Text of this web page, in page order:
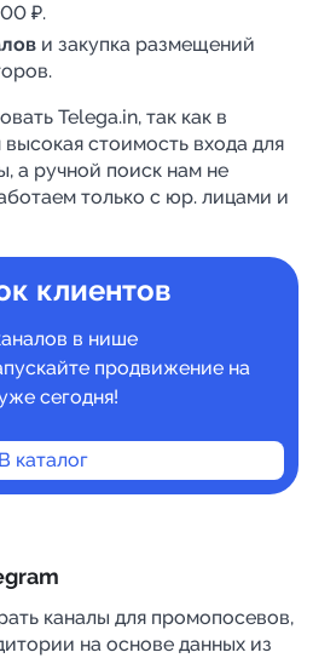
₽.
и закупка размещений
Telega.in, так как в
стоимость входа для
а ручной поиск нам не
только с юр. лицами и
клиентов
в нише
продвижение на
сегодня!
В каталог
каналы для промопосевов,
на основе данных из